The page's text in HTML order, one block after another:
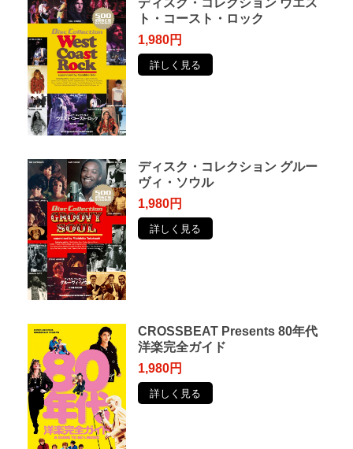
ディスク・コレクション ウエス
ト・コースト・ロック
1,980円
詳しく見る
ディスク・コレクション グルー
ヴィ・ソウル
1,980円
詳しく見る
CROSSBEAT Presents 80年代
洋楽完全ガイド
1,980円
詳しく見る